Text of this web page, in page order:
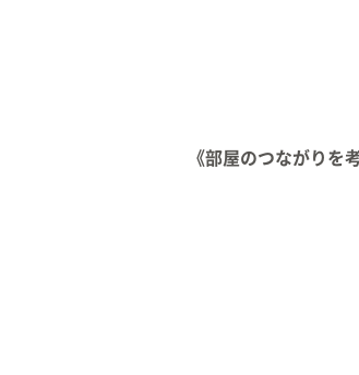
《部屋のつながりを